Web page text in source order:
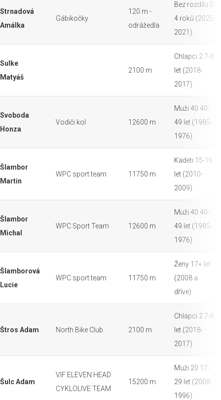
Strnadová
Amálka
Gábikočky
120 m -
odrážedla
Bez rozdílu 0-
4 roků (2025-
2021)
Sulke
Matyáš
2100 m
Chlapci 2 7-8
let (2018-
2017)
Svoboda
Honza
Vodiči kol 12600 m
Muži 40 40-
49 let (1985-
1976)
Šlambor
Martin
WPC sport team 11750 m
Kadeti 15-16
let (2010-
2009)
Šlambor
Michal
WPC Sport Team 12600 m
Muži 40 40-
49 let (1985-
1976)
Šlamborová
Lucie
WPC sport team 11750 m
Ženy 17+ let
(2008 a
dříve)
Štros Adam North Bike Club 2100 m
Chlapci 2 7-8
let (2018-
2017)
Šulc Adam
VIF ELEVEN HEAD
CYKLOLIVE TEAM
15200 m
Muži 20 17-
29 let (2008-
1996)